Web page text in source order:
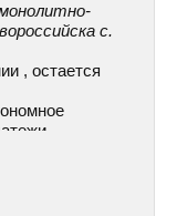
с.
, остается